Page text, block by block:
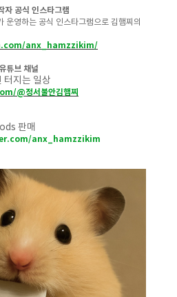
자 공식 인스타그램
운영하는 공식 인스타그램으로 김햄찌의
anx_hamzzikim/
튜브 채널
터지는 일상
@정서불안김햄찌
판매
anx_hamzzikim